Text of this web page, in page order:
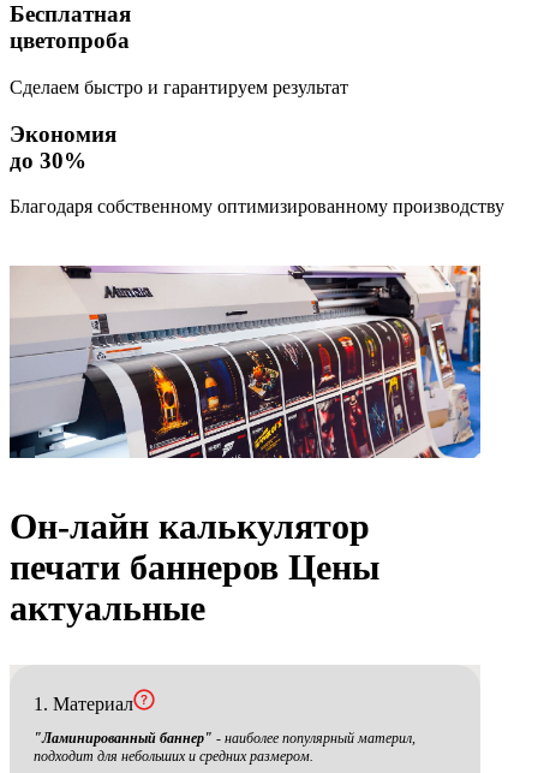
Бесплатная
цветопроба
Сделаем быстро и гарантируем результат
Экономия
до 30%
Благодаря собственному оптимизированному производству
Он-лайн калькулятор
печати баннеров Цены
актуальные
1. Материал
"Ламинированный баннер" - наиболее популярный материл,
подходит для небольших и средних размером.